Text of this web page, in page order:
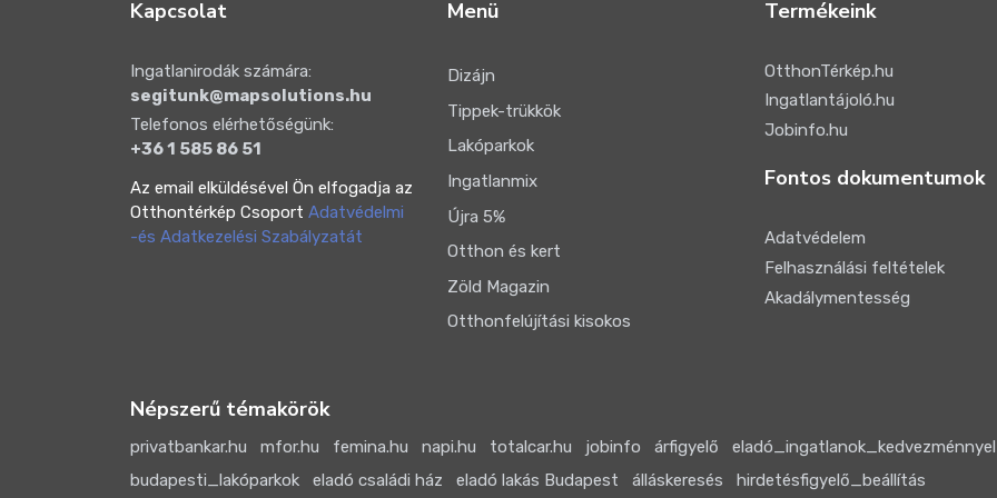
Kapcsolat
Ingatlanirodák számára:
segitunk@mapsolutions.hu
Telefonos elérhetőségünk:
+36 1 585 86 51
Az email elküldésével Ön elfogadja az
Otthontérkép Csoport Adatvédelmi
-és Adatkezelési Szabályzatát
Menü
Dizájn
Tippek-trükkök
Lakóparkok
Ingatlanmix
Újra 5%
Otthon és kert
Zöld Magazin
Otthonfelújítási kisokos
Termékeink
OtthonTérkép.hu
Ingatlantájoló.hu
Jobinfo.hu
Fontos dokumentumok
Adatvédelem
Felhasználási feltételek
Akadálymentesség
Népszerű témakörök
privatbankar.hu mfor.hu femina.hu napi.hu totalcar.hu jobinfo árfigyelő
eladó_ingatlanok_kedvezménnyel
budapesti_lakóparkok
eladó családi ház eladó lakás Budapest álláskeresés hirdetésfigyelő_beállítás